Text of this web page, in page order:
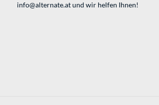
info@alternate.atund wir helfen Ihnen!